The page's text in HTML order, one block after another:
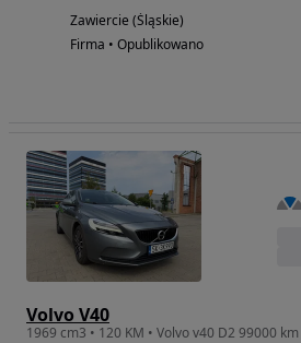
Zawiercie (Śląskie)
Firma • Opublikowano
Volvo V40